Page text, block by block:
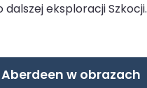
dalszej eksploracji Szkocji.
w obrazach